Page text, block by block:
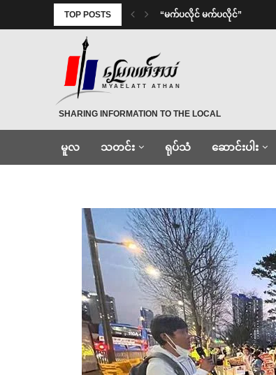
TOP POSTS ⁨ ⁨“မက်ပလိုင် မက်ပလိုင်”
MYAELATT ATHAN
SHARING INFORMATION TO THE LOCAL
မူလ သတင်း ရုပ်သံ ဆောင်းပါး
Home ကိုရီးယား